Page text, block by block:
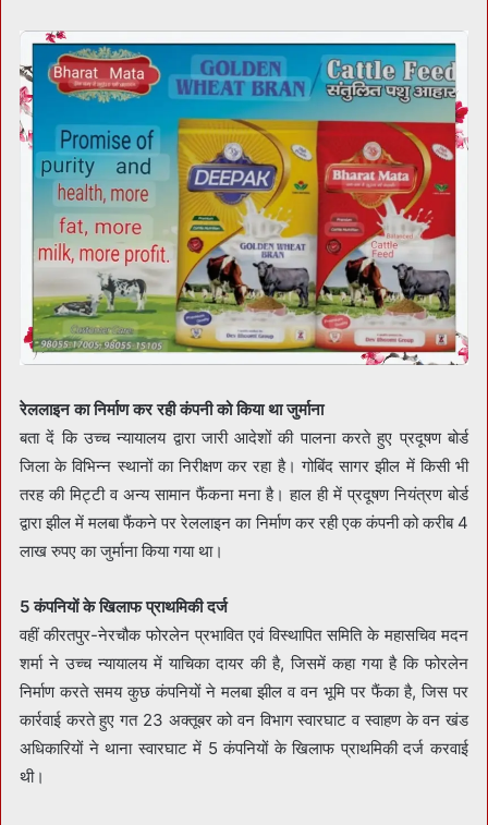
रेललाइन का निर्माण कर रही कंपनी को किया था जुर्माना
बता दें कि उच्च न्यायालय द्वारा जारी आदेशों की पालना करते हुए प्रदूषण बोर्ड
जिला के विभिन्न स्थानों का निरीक्षण कर रहा है। गोबिंद सागर झील में किसी भी
तरह की मिट्टी व अन्य सामान फैंकना मना है। हाल ही में प्रदूषण नियंत्रण बोर्ड
द्वारा झील में मलबा फैंकने पर रेललाइन का निर्माण कर रही एक कंपनी को करीब 4
लाख रुपए का जुर्माना किया गया था।
5 कंपनियों के खिलाफ प्राथमिकी दर्ज
वहीं कीरतपुर-नेरचौक फोरलेन प्रभावित एवं विस्थापित समिति के महासचिव मदन
शर्मा ने उच्च न्यायालय में याचिका दायर की है, जिसमें कहा गया है कि फोरलेन
निर्माण करते समय कुछ कंपनियों ने मलबा झील व वन भूमि पर फैंका है, जिस पर
कार्रवाई करते हुए गत 23 अक्तूबर को वन विभाग स्वारघाट व स्वाहण के वन खंड
अधिकारियों ने थाना स्वारघाट में 5 कंपनियों के खिलाफ प्राथमिकी दर्ज करवाई
थी।